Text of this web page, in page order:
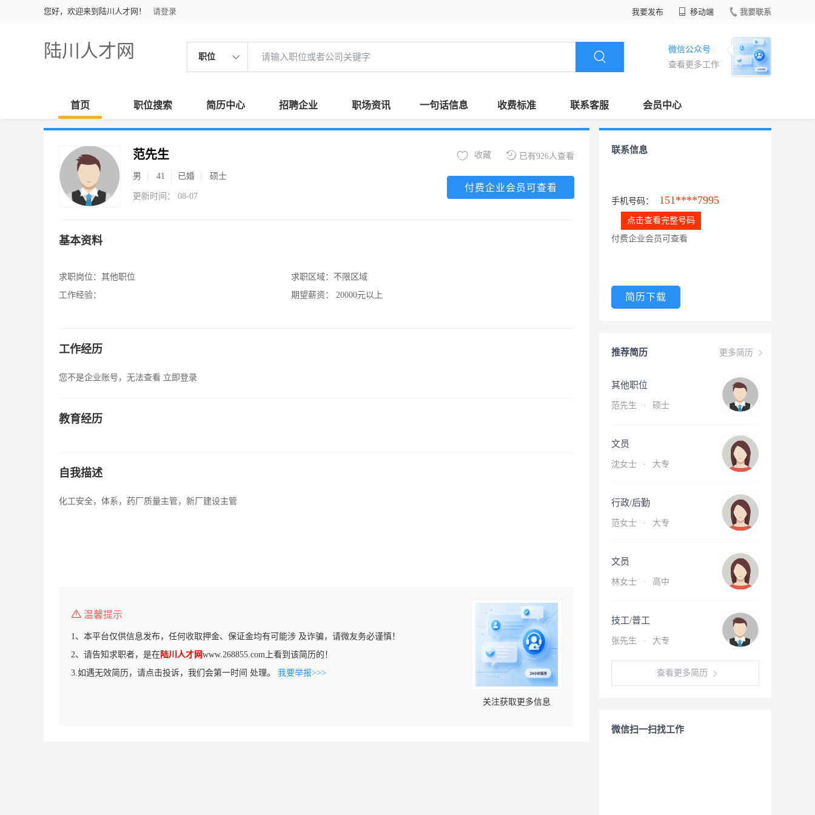
您好，欢迎来到陆川人才网！ 请登录 我要发布 移动端 我要联系
陆川人才网 职位
微信公众号
查看更多工作
首页 职位搜索 简历中心 招聘企业 职场资讯 一句话信息 收费标准 联系客服 会员中心
范先生
男 41 已婚 硕士
更新时间： 08-07
已有926人查看
收藏
付费企业会员可查看
基本资料
求职岗位： 其他职位
工作经验：
求职区域： 不限区域
期望薪资：
20000元以上
工作经历
您不是企业账号，无法查看 立即登录
教育经历
自我描述
化工安全，体系，药厂质量主管，新厂建设主管
温馨提示
1、本平台仅供信息发布，任何收取押金、保证金均有可能涉 及诈骗，请微友务必谨慎！
2、请告知求职者，是在陆川人才网www.268855.com上看到该简历的！
3.如遇无效简历，请点击投诉，我们会第一时间 处理。 我要举报>>>
关注获取更多信息
联系信息
手机号码： 151****7995
点击查看完整号码
付费企业会员可查看
简历下载
更多简历
推荐简历
其他职位
范先生 · 硕士
文员
沈女士 · 大专
行政/后勤
范女士 · 大专
文员
林女士 · 高中
技工/普工
张先生 · 大专
查看更多简历
微信扫一扫找工作